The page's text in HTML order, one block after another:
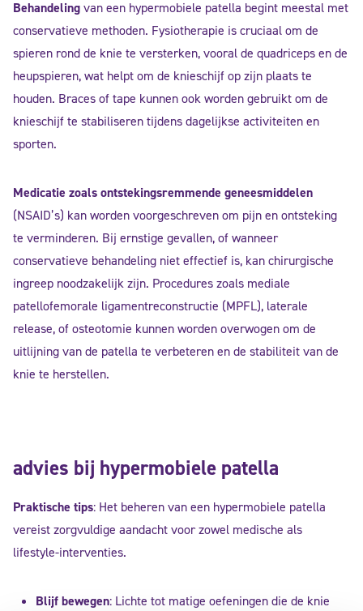
Behandelingvan een hypermobiele patella begint meestal met
conservatieve methoden. Fysiotherapie is cruciaal om de
spieren rond de knie te versterken, vooral de quadriceps en de
heupspieren, wat helpt om de knieschijf op zijn plaats te
houden. Braces of tape kunnen ook worden gebruikt om de
knieschijf te stabiliseren tijdens dagelijkse activiteiten en
sporten.
Medicatie zoals ontstekingsremmende geneesmiddelen
(NSAID’s) kan worden voorgeschreven om pijn en ontsteking
te verminderen. Bij ernstige gevallen, of wanneer
conservatieve behandeling niet effectief is, kan chirurgische
ingreep noodzakelijk zijn. Procedures zoals mediale
patellofemorale ligamentreconstructie (MPFL), laterale
release, of osteotomie kunnen worden overwogen om de
uitlijning van de patella te verbeteren en de stabiliteit van de
knie te herstellen.
advies bij hypermobiele patella
Praktische tips: Het beheren van een hypermobiele patella
vereist zorgvuldige aandacht voor zowel medische als
lifestyle-interventies.
Blijf bewegen: Lichte tot matige oefeningen die de knie